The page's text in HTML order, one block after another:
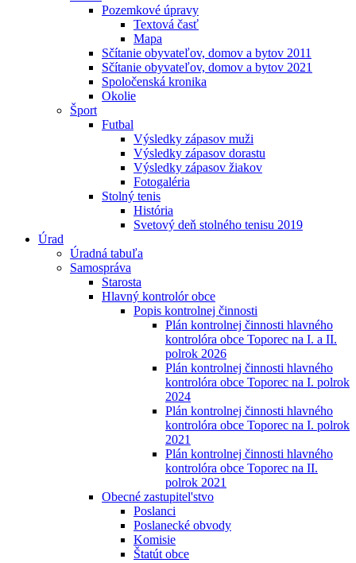
Pozemkové úpravy
Textová časť
Mapa
Sčítanie obyvateľov, domov a bytov 2011
Sčítanie obyvateľov, domov a bytov 2021
Spoločenská kronika
Okolie
Šport
Futbal
Výsledky zápasov muži
Výsledky zápasov dorastu
Výsledky zápasov žiakov
Fotogaléria
Stolný tenis
História
Svetový deň stolného tenisu 2019
Úrad
Úradná tabuľa
Samospráva
Starosta
Hlavný kontrolór obce
Popis kontrolnej činnosti
Plán kontrolnej činnosti hlavného
kontrolóra obce Toporec na I. a II.
polrok 2026
Plán kontrolnej činnosti hlavného
kontrolóra obce Toporec na I. polrok
2024
Plán kontrolnej činnosti hlavného
kontrolóra obce Toporec na I. polrok
2021
Plán kontrolnej činnosti hlavného
kontrolóra obce Toporec na II.
polrok 2021
Obecné zastupitel'stvo
Poslanci
Poslanecké obvody
Komisie
Štatút obce